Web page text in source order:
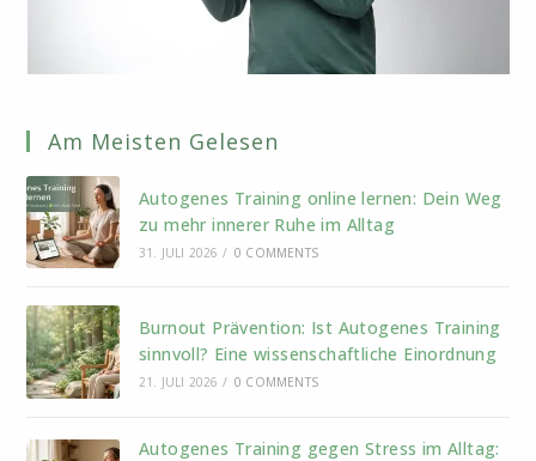
Am Meisten Gelesen
Autogenes Training online lernen: Dein Weg
zu mehr innerer Ruhe im Alltag
31. JULI 2026 / 0 COMMENTS
Burnout Prävention: Ist Autogenes Training
sinnvoll? Eine wissenschaftliche Einordnung
21. JULI 2026 / 0 COMMENTS
Autogenes Training gegen Stress im Alltag: